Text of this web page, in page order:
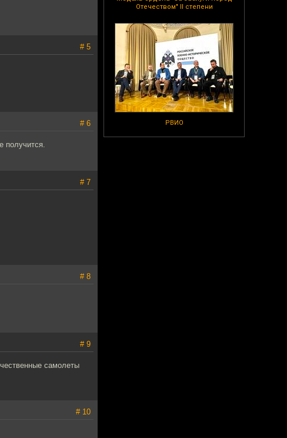
Отечеством" II степени
РВИО
# 5
# 6
получится.
# 7
# 8
# 9
самолеты
# 10